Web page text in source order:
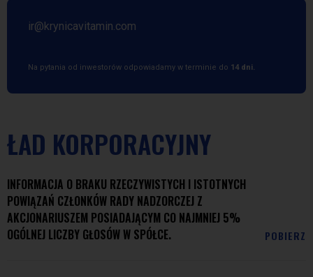
ir@krynicavitamin.com
Na pytania od inwestorów odpowiadamy w terminie do 14 dni.
ŁAD KORPORACYJNY
INFORMACJA O BRAKU RZECZYWISTYCH I ISTOTNYCH
POWIĄZAŃ CZŁONKÓW RADY NADZORCZEJ Z
AKCJONARIUSZEM POSIADAJĄCYM CO NAJMNIEJ 5%
OGÓLNEJ LICZBY GŁOSÓW W SPÓŁCE.
POBIERZ